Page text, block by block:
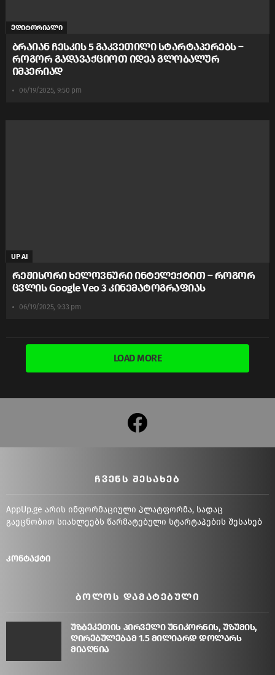
ედიტორიალი
ბრაიან ჩესკის 5 გაკვეთილი სტარტაპერებს –
როგორ გადავაქციოთ იდეა გლობალურ
იმპერიად
06/19/2025, 9:50 pm
UP AI
რეჟისორი ხელოვნური ინტელექტით – როგორ
ცვლის Google Veo 3 კინემატოგრაფიას
06/19/2025, 9:33 pm
LOAD MORE
facebook
ᲩᲕᲔᲜᲡ ᲨᲔᲡᲐᲮᲔᲑ
AppUp.ge არის ინფორმაციული პლატფორმა, სადაც
გაეცნობით სიახლეებს წარმატებული სტარტაპების შესახებ
კონტაქტი
ᲑᲝᲚᲝᲡ ᲓᲐᲛᲐᲢᲔᲑᲣᲚᲘ
უზბეკეთის პირველი უნიკორნის, უზუმის,
ღირებულებამ 1.5 მილიარდ დოლარს
მიაღწია